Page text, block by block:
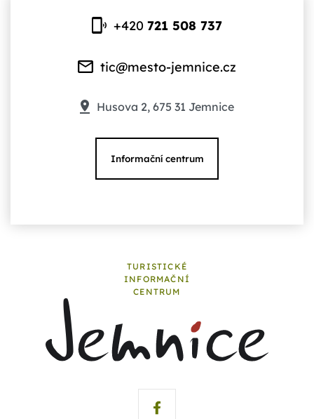
+420721 508 737
tic@mesto-jemnice.cz
Husova 2, 675 31 Jemnice
Informační centrum
TURISTICKÉ
INFORMAČNÍ
CENTRUM